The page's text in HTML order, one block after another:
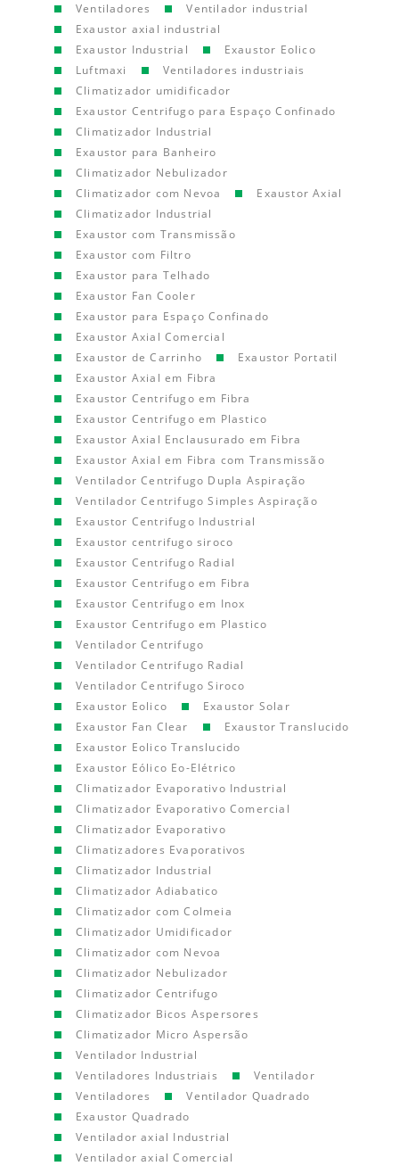
Ventiladores
Ventilador industrial
Exaustor axial industrial
Exaustor Industrial
Exaustor Eolico
Luftmaxi
Ventiladores industriais
Climatizador umidificador
Exaustor Centrifugo para Espaço Confinado
Climatizador Industrial
Exaustor para Banheiro
Climatizador Nebulizador
Climatizador com Nevoa
Exaustor Axial
Climatizador Industrial
Exaustor com Transmissão
Exaustor com Filtro
Exaustor para Telhado
Exaustor Fan Cooler
Exaustor para Espaço Confinado
Exaustor Axial Comercial
Exaustor de Carrinho
Exaustor Portatil
Exaustor Axial em Fibra
Exaustor Centrifugo em Fibra
Exaustor Centrifugo em Plastico
Exaustor Axial Enclausurado em Fibra
Exaustor Axial em Fibra com Transmissão
Ventilador Centrifugo Dupla Aspiração
Ventilador Centrifugo Simples Aspiração
Exaustor Centrifugo Industrial
Exaustor centrifugo siroco
Exaustor Centrifugo Radial
Exaustor Centrifugo em Fibra
Exaustor Centrifugo em Inox
Exaustor Centrifugo em Plastico
Ventilador Centrifugo
Ventilador Centrifugo Radial
Ventilador Centrifugo Siroco
Exaustor Eolico
Exaustor Solar
Exaustor Fan Clear
Exaustor Translucido
Exaustor Eolico Translucido
Exaustor Eólico Eo-Elétrico
Climatizador Evaporativo Industrial
Climatizador Evaporativo Comercial
Climatizador Evaporativo
Climatizadores Evaporativos
Climatizador Industrial
Climatizador Adiabatico
Climatizador com Colmeia
Climatizador Umidificador
Climatizador com Nevoa
Climatizador Nebulizador
Climatizador Centrifugo
Climatizador Bicos Aspersores
Climatizador Micro Aspersão
Ventilador Industrial
Ventiladores Industriais
Ventilador
Ventiladores
Ventilador Quadrado
Exaustor Quadrado
Ventilador axial Industrial
Ventilador axial Comercial